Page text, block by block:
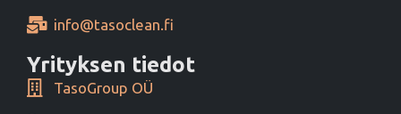
info@tasoclean.fi
Yrityksen tiedot
TasoGroup OÜ